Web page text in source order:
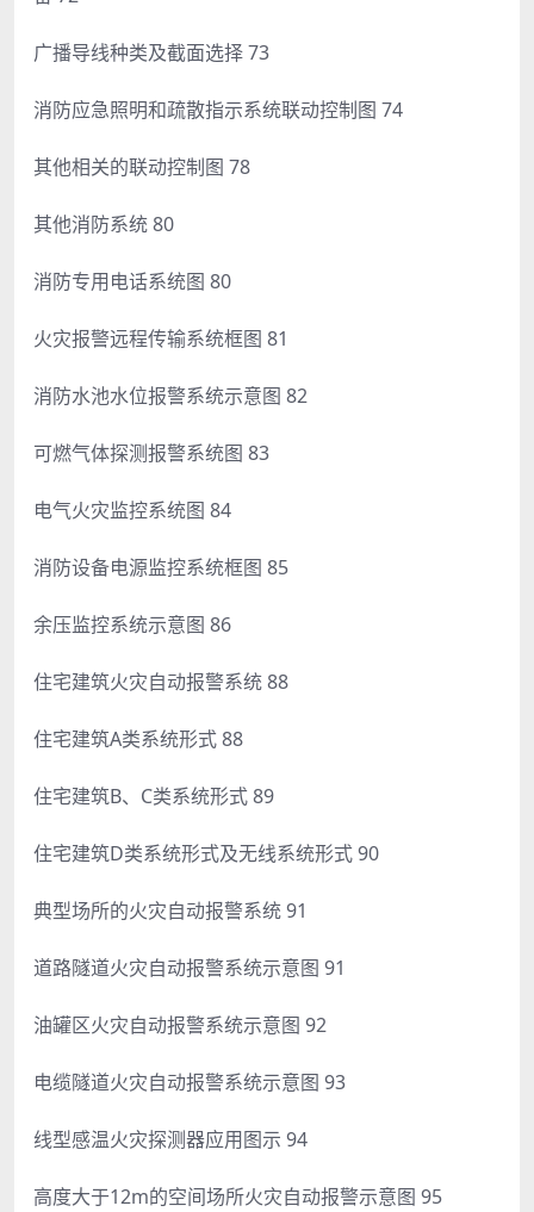
广播导线种类及截面选择 73
消防应急照明和疏散指示系统联动控制图 74
其他相关的联动控制图 78
其他消防系统 80
消防专用电话系统图 80
火灾报警远程传输系统框图 81
消防水池水位报警系统示意图 82
可燃气体探测报警系统图 83
电气火灾监控系统图 84
消防设备电源监控系统框图 85
余压监控系统示意图 86
住宅建筑火灾自动报警系统 88
住宅建筑A类系统形式 88
住宅建筑B、C类系统形式 89
住宅建筑D类系统形式及无线系统形式 90
典型场所的火灾自动报警系统 91
道路隧道火灾自动报警系统示意图 91
油罐区火灾自动报警系统示意图 92
电缆隧道火灾自动报警系统示意图 93
线型感温火灾探测器应用图示 94
高度大于12m的空间场所火灾自动报警示意图 95